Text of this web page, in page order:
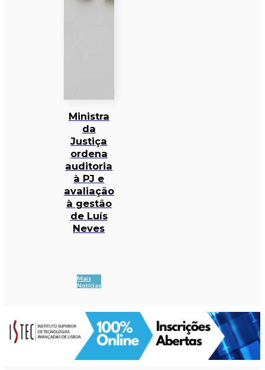
Ministra
da
Justiça
ordena
auditoria
à PJ e
avaliação
à gestão
de Luís
Neves
Mais
Notícias